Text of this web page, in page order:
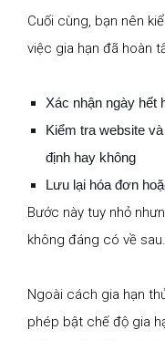
Cuối cùng, bạn nên
việc gia hạn đã hoàn
Xác nhận ngày hết
Kiểm tra website
định hay không
Lưu lại hóa đơn
Bước này tuy nhỏ
không đáng có về sau.
Ngoài cách gia hạn
phép bật chế độ gia